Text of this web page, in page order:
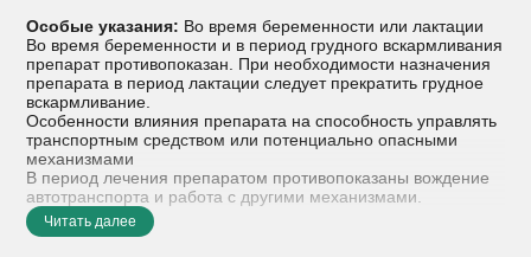
Особые указания: Во время беременности или лактации
Во время беременности и в период грудного вскармливания
препарат противопоказан. При необходимости назначения
препарата в период лактации следует прекратить грудное
вскармливание.
Особенности влияния препарата на способность управлять
транспортным средством или потенциально опасными
механизмами
В период лечения препаратом противопоказаны вождение
автотранспорта и работа с другими механизмами.
Читать далее